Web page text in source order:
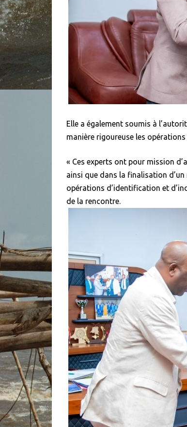
Elle a également soumis à
manière rigoureuse les
« Ces experts ont pour mission
ainsi que dans la finalisation
opérations d’identification et
de la rencontre.